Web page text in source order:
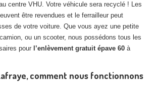
centre VHU. Votre véhicule sera recyclé ! Les
être revendues et le ferrailleur peut
de votre voiture. Que vous ayez une petite
ou un scooter, nous possédons tous les
pour l’enlèvement gratuit épave 60 à
comment nous fonctionnons